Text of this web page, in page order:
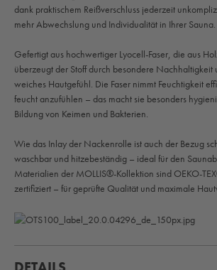
dank praktischem Reißverschluss jederzeit
mehr Abwechslung und Individualität in Ihrer Sauna.
Gefertigt aus hochwertiger Lyocell-Faser, die aus
überzeugt der Stoff durch besondere Nachhaltigkeit
weiches Hautgefühl. Die Faser nimmt Feuchtigkeit
feucht anzufühlen – das macht sie besonders
Bildung von Keimen und Bakterien.
Wie das Inlay der Nackenrolle ist auch der Bezug
waschbar und hitzebeständig – ideal für den
Materialien der MOLLIS®-Kollektion sind OEKO-
zertifiziert – für geprüfte Qualität und maximale